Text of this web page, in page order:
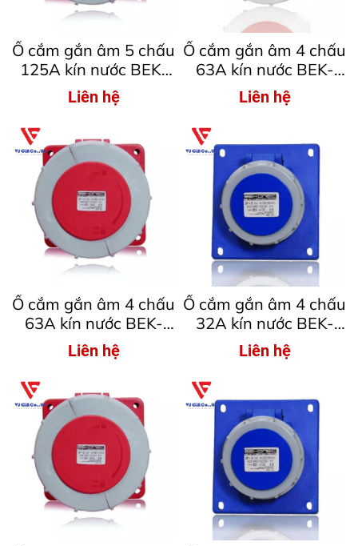
Ổ cắm gắn âm 5 chấu
125A kín nước BEK-
3452
Liên hệ
Ổ cắm gắn âm 4 chấu
63A kín nước BEK-
4342
Liên hệ
Ổ cắm gắn âm 4 chấu
63A kín nước BEK-
3342
Liên hệ
Ổ cắm gắn âm 4 chấu
32A kín nước BEK-
4242
Liên hệ